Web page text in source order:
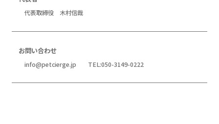
代表取締役 木村信哉
お問い合わせ
info@petcierge.jp TEL:050-3149-0222